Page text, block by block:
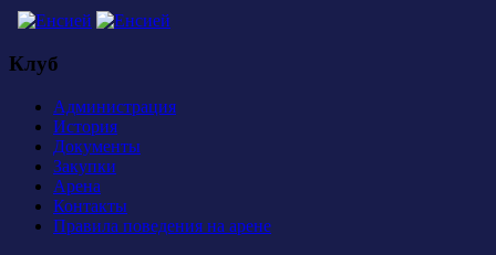
Клуб
Администрация
История
Документы
Закупки
Арена
Контакты
Правила поведения на арене